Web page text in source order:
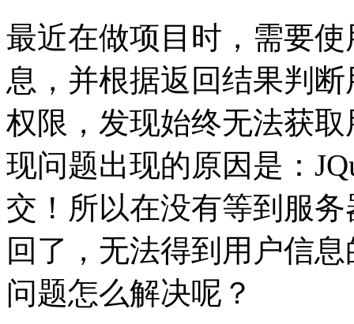
最近在做项目时，需要使
息，并根据返回结果判
权限，发现始终无法获
现问题出现的原因是：
交！所以在没有等到服
回了，无法得到用户信
问题怎么解决呢？